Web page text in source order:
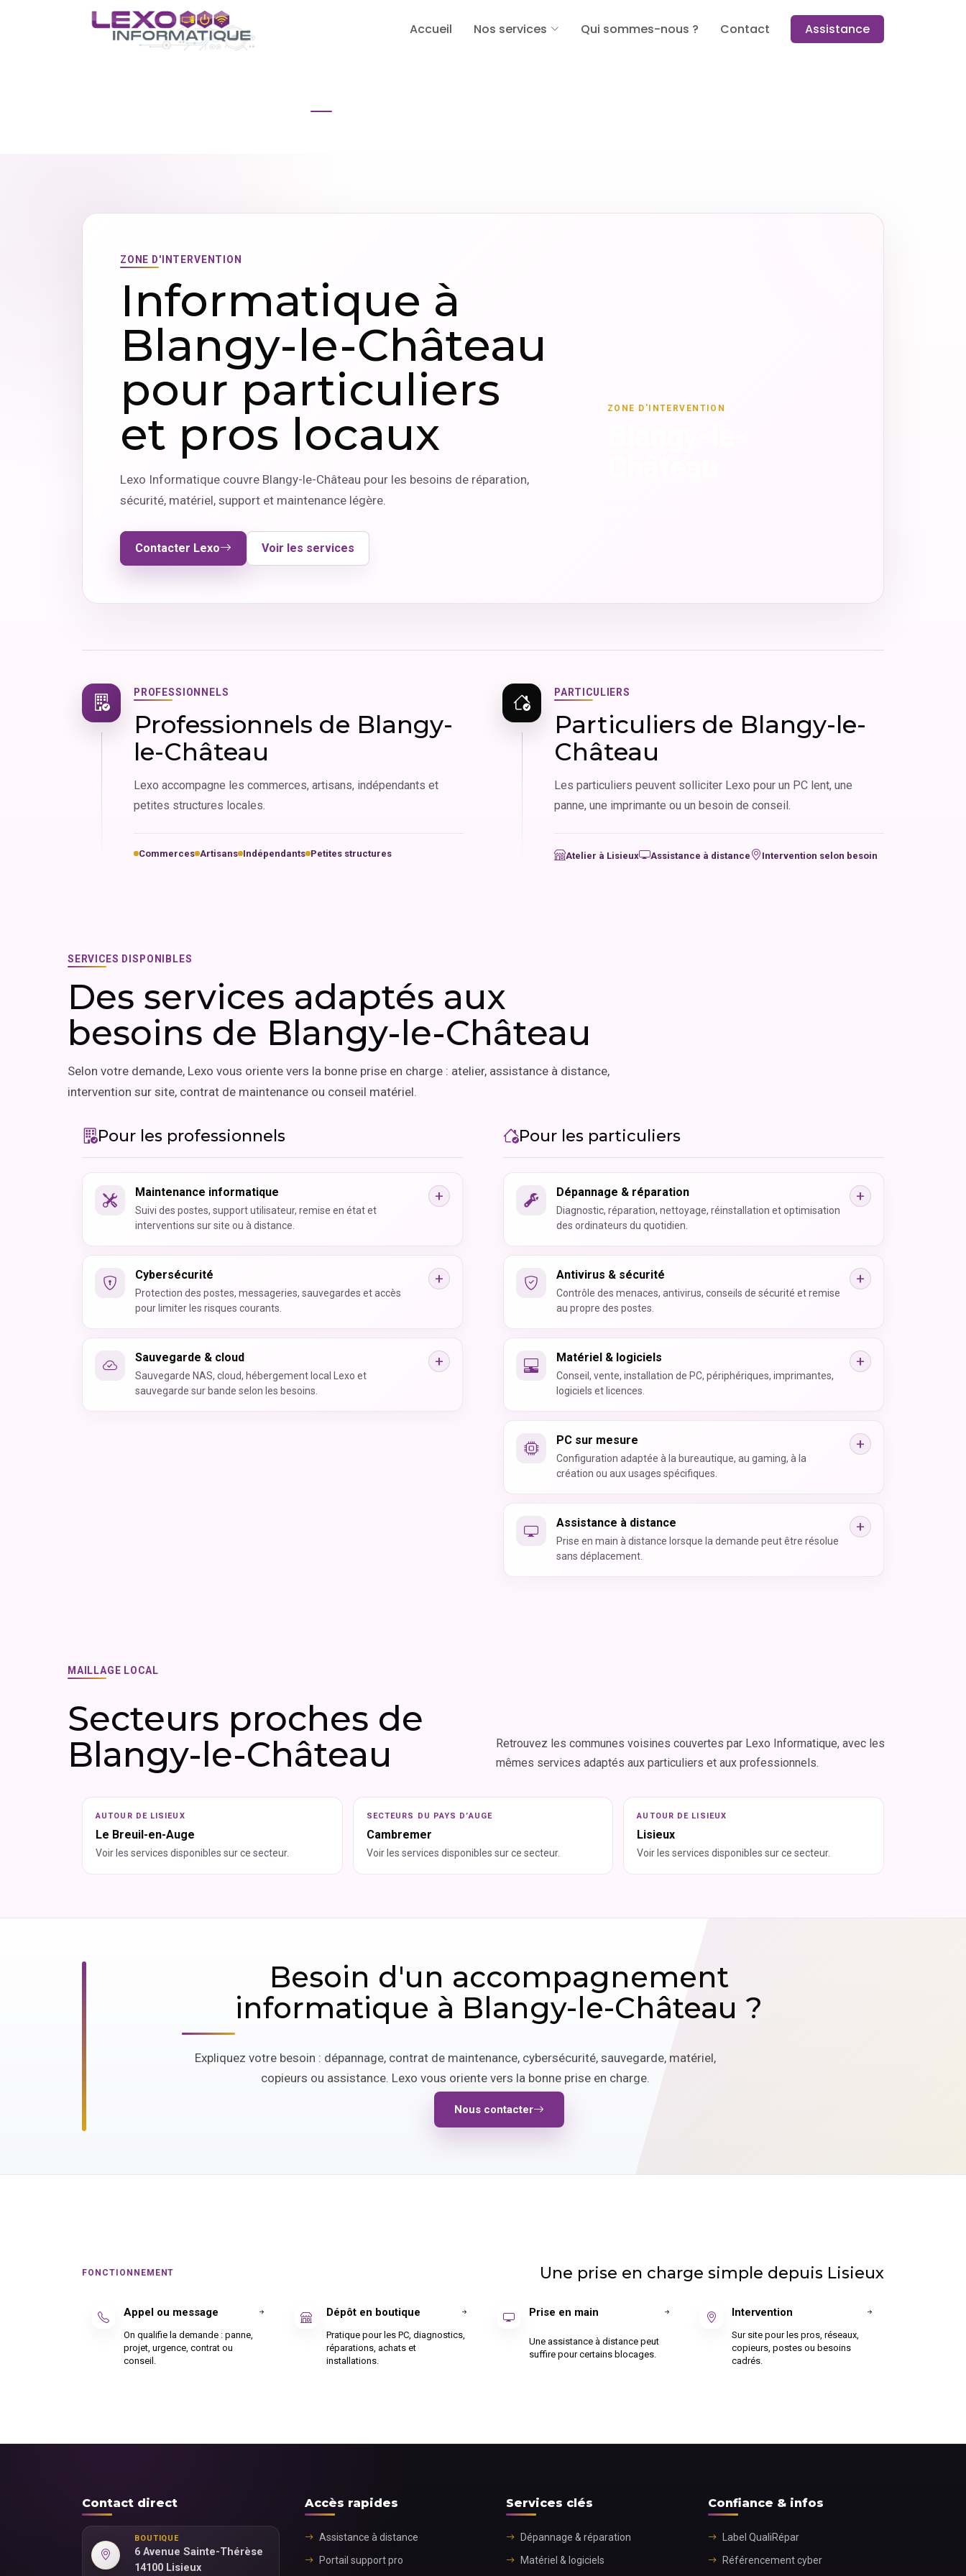
Accueil Nos services Qui sommes-nous ? Contact Assistance
ZONE D'INTERVENTION
Informatique à
Blangy-le-Château
pour particuliers
et pros locaux
Lexo Informatique couvre Blangy-le-Château pour les besoins de réparation,
sécurité, matériel, support et maintenance légère.
Contacter Lexo Voir les services
ZONE D'INTERVENTION
PROFESSIONNELS
Professionnels de Blangy-
le-Château
Lexo accompagne les commerces, artisans, indépendants et
petites structures locales.
Commerces Artisans Indépendants Petites structures
PARTICULIERS
Particuliers de Blangy-le-
Château
Les particuliers peuvent solliciter Lexo pour un PC lent, une
panne, une imprimante ou un besoin de conseil.
Atelier à Lisieux Assistance à distance Intervention selon besoin
SERVICES DISPONIBLES
Des services adaptés aux
besoins de Blangy-le-Château
Selon votre demande, Lexo vous oriente vers la bonne prise en charge : atelier, assistance à distance,
intervention sur site, contrat de maintenance ou conseil matériel.
Pour les professionnels
Maintenance informatique
Suivi des postes, support utilisateur, remise en état et
interventions sur site ou à distance.
Cybersécurité
Protection des postes, messageries, sauvegardes et accès
pour limiter les risques courants.
Sauvegarde & cloud
Sauvegarde NAS, cloud, hébergement local Lexo et
sauvegarde sur bande selon les besoins.
Pour les particuliers
Dépannage & réparation
Diagnostic, réparation, nettoyage, réinstallation et optimisation
des ordinateurs du quotidien.
Antivirus & sécurité
Contrôle des menaces, antivirus, conseils de sécurité et remise
au propre des postes.
Matériel & logiciels
Conseil, vente, installation de PC, périphériques, imprimantes,
logiciels et licences.
PC sur mesure
Configuration adaptée à la bureautique, au gaming, à la
création ou aux usages spécifiques.
Assistance à distance
Prise en main à distance lorsque la demande peut être résolue
sans déplacement.
MAILLAGE LOCAL
Secteurs proches de
Blangy-le-Château
Retrouvez les communes voisines couvertes par Lexo Informatique, avec les
mêmes services adaptés aux particuliers et aux professionnels.
AUTOUR DE LISIEUX
Le Breuil-en-Auge
Voir les services disponibles sur ce secteur.
SECTEURS DU PAYS D’AUGE
Cambremer
Voir les services disponibles sur ce secteur.
AUTOUR DE LISIEUX
Lisieux
Voir les services disponibles sur ce secteur.
Besoin d'un accompagnement
informatique à Blangy-le-Château ?
Expliquez votre besoin : dépannage, contrat de maintenance, cybersécurité, sauvegarde, matériel,
copieurs ou assistance. Lexo vous oriente vers la bonne prise en charge.
Nous contacter
FONCTIONNEMENT Une prise en charge simple depuis Lisieux
Appel ou message
On qualifie la demande : panne,
projet, urgence, contrat ou
conseil.
Dépôt en boutique
Pratique pour les PC, diagnostics,
réparations, achats et
installations.
Prise en main
Une assistance à distance peut
suffire pour certains blocages.
Intervention
Sur site pour les pros, réseaux,
copieurs, postes ou besoins
cadrés.
Contact direct
BOUTIQUE
6 Avenue Sainte-Thérèse
14100 Lisieux
Accès rapides
Assistance à distance
Portail support pro
Services clés
Dépannage & réparation
Matériel & logiciels
Confiance & infos
Label QualiRépar
Référencement cyber